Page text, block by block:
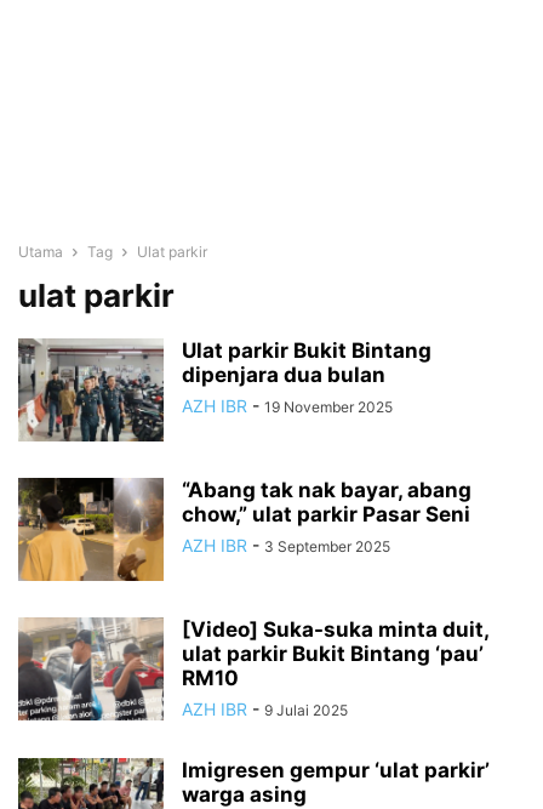
Utama Tag Ulat parkir
ulat parkir
Ulat parkir Bukit Bintang
dipenjara dua bulan
AZH IBR - 19 November 2025
“Abang tak nak bayar, abang
chow,” ulat parkir Pasar Seni
AZH IBR - 3 September 2025
[Video] Suka-suka minta duit,
ulat parkir Bukit Bintang ‘pau’
RM10
AZH IBR - 9 Julai 2025
Imigresen gempur ‘ulat parkir’
warga asing